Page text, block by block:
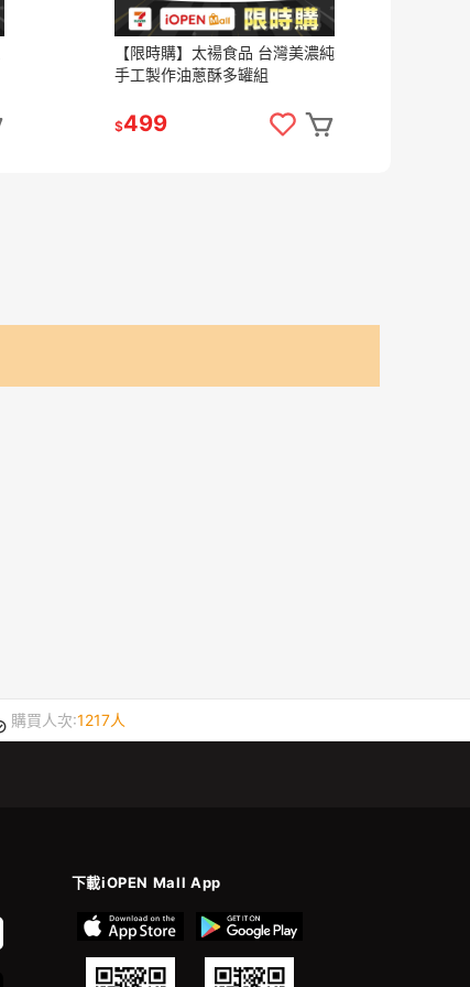
【限時購】太禓食品 台灣美濃純
手工製作油蔥酥多罐組
$499
購買人次:1217人
下載iOPEN Mall App